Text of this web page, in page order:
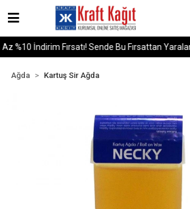
%10 İndirim Fırsatı! Sende Bu Fırsattan Yaralan
Ağda Kartuş Sir Ağda